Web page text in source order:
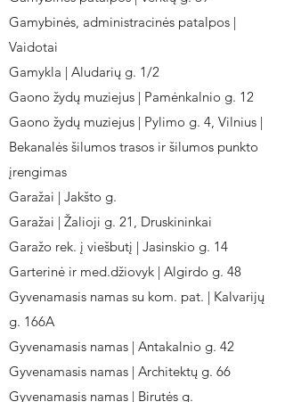
Gamybinės, administracinės patalpos |
Vaidotai
Gamykla | Aludarių g. 1/2
Gaono žydų muziejus | Pamėnkalnio g. 12
Gaono žydų muziejus | Pylimo g. 4, Vilnius |
Bekanalės šilumos trasos ir šilumos punkto
įrengimas
Garažai | Jakšto g.
Garažai | Žalioji g. 21, Druskininkai
Garažo rek. į viešbutį | Jasinskio g. 14
Garterinė ir med.džiovyk | Algirdo g. 48
Gyvenamasis namas su kom. pat. | Kalvarijų
g. 166A
Gyvenamasis namas | Antakalnio g. 42
Gyvenamasis namas | Architektų g. 66
Gyvenamasis namas | Birutės g.